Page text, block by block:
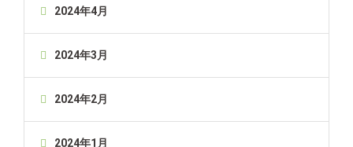
2024年4月
2024年3月
2024年2月
2024年1月